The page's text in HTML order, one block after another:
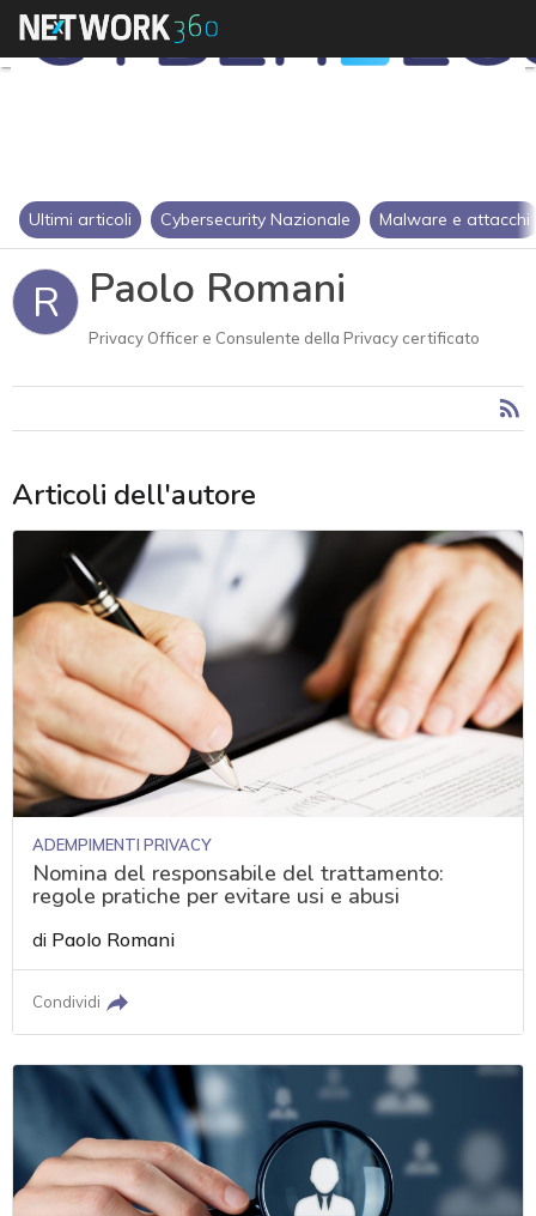
Ultimi articoli Cybersecurity Nazionale Malware e attacchi
R Paolo Romani
Privacy Officer e Consulente della Privacy certificato
Articoli dell'autore
ADEMPIMENTI PRIVACY
Nomina del responsabile del trattamento:
regole pratiche per evitare usi e abusi
di Paolo Romani
Condividi